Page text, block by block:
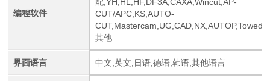
编程软件
CUT/APC,KS,AUTO-
其他
界面语言 中文,英文,日语,德语,韩语,其他语言